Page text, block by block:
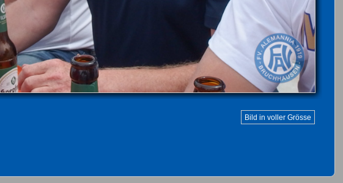
Bild in voller Grösse